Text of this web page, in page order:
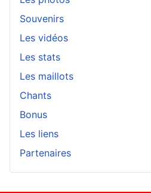
Souvenirs
Les vidéos
Les stats
Les maillots
Chants
Bonus
Les liens
Partenaires